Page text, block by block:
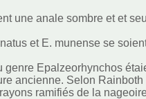
une anale sombre et et
et E. munense se
genre Epalzeorhynchos
ancienne. Selon
ramifiés de la